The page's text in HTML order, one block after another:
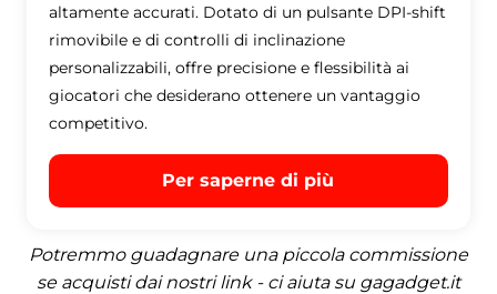
altamente accurati. Dotato di un pulsante DPI-shift
rimovibile e di controlli di inclinazione
personalizzabili, offre precisione e flessibilità ai
giocatori che desiderano ottenere un vantaggio
competitivo.
Per saperne di più
Potremmo guadagnare una piccola commissione
se acquisti dai nostri link - ci aiuta su gagadget.it